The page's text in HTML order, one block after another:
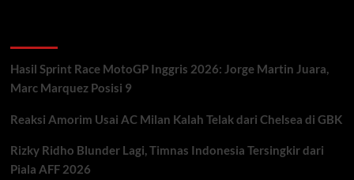
Italia
2026
Kalahkan
Gelar
ke-
Hasil Sprint Race MotoGP Inggris 2026: Jorge Martin Juara,
Marc Marquez Posisi 9
Reaksi Amorim Usai AC Milan Kalah Telak dari Chelsea di GBK
Rizky Ridho Blunder Lagi, Timnas Indonesia Tersingkir dari
Piala AFF 2026